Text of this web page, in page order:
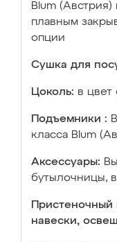
Blum
плавным
опции
Сушка для
Цоколь: в цвет
Подъемники :
класса Blum
Аксессуары:
бутылочницы,
Пристеночный
навески,